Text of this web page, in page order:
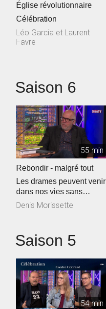
Église révolutionnaire
Célébration
Léo Garcia et Laurent
Favre
Saison 6
55 min
Rebondir - malgré tout
Les drames peuvent venir
dans nos vies sans
s’annoncer au préalable.
Denis Morissette
Saison 5
54 min